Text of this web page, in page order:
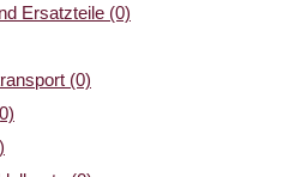
Ersatzteile (0)
(0)